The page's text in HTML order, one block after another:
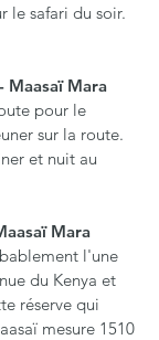
le safari du soir.
Maasaï Mara
pour le
sur la route.
et nuit au
Mara
l'une
du Kenya et
réserve qui
mesure 1510